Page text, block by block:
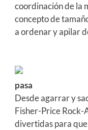
coordinación de la
concepto de
a ordenar y apilar
pasa
Desde agarrar y
Fisher-Price Rock-
divertidas para que